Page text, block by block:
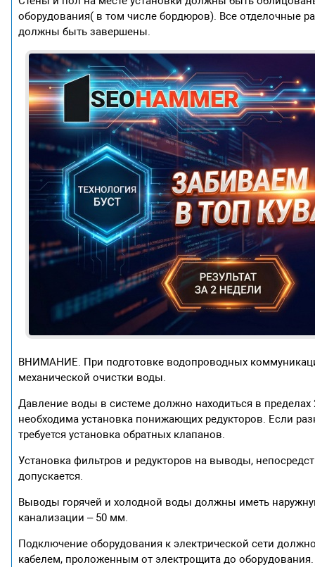
оборудования( в том числе бордюров). Все отделочные
должны быть завершены.
ВНИМАНИЕ. При подготовке водопроводных
механической очистки воды.
Давление воды в системе должно находиться в
необходима установка понижающих редукторов. Если
требуется установка обратных клапанов.
Установка фильтров и редукторов на выводы,
допускается.
Выводы горячей и холодной воды должны иметь
канализации – 50 мм.
Подключение оборудования к электрической сети
кабелем, проложенным от электрощита до оборудования.